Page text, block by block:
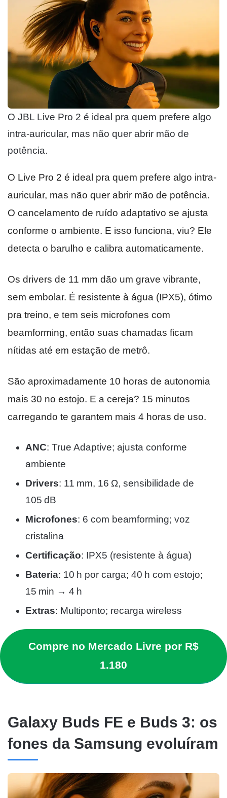
O JBL Live Pro 2 é ideal pra quem prefere algo
intra-auricular, mas não quer abrir mão de
potência.
O Live Pro 2 é ideal pra quem prefere algo intra-
auricular, mas não quer abrir mão de potência.
O cancelamento de ruído adaptativo se ajusta
conforme o ambiente. E isso funciona, viu? Ele
detecta o barulho e calibra automaticamente.
Os drivers de 11 mm dão um grave vibrante,
sem embolar. É resistente à água (IPX5), ótimo
pra treino, e tem seis microfones com
beamforming, então suas chamadas ficam
nítidas até em estação de metrô.
São aproximadamente 10 horas de autonomia
mais 30 no estojo. E a cereja? 15 minutos
carregando te garantem mais 4 horas de uso.
ANC: True Adaptive; ajusta conforme
ambiente
Drivers: 11 mm, 16 Ω, sensibilidade de
105 dB
Microfones: 6 com beamforming; voz
cristalina
Certificação: IPX5 (resistente à água)
Bateria: 10 h por carga; 40 h com estojo;
15 min → 4 h
Extras: Multiponto; recarga wireless
Compre no Mercado Livre por R$
1.180
Galaxy Buds FE e Buds 3: os
fones da Samsung evoluíram